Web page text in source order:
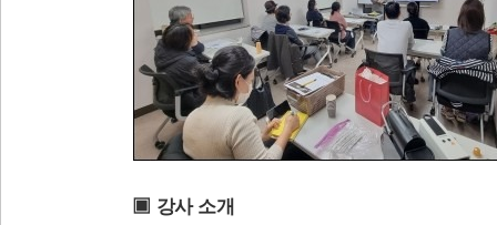
▣ 강사 소개